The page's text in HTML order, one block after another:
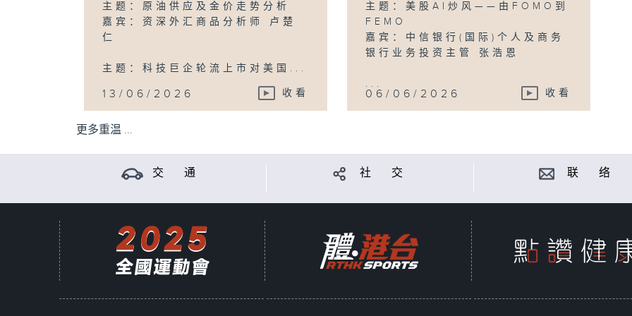
主题：原油供应及金价走势分析
嘉宾：资深外汇商品分析师 卢楚
仁
主题：科技巨企轮流上市对美国...
13/06/2026 收看
主题：美股AI炒风——由FOMO到
FEMO
嘉宾：中信银行(国际)个人及商务
银行业务投资主管 张浩恩
...
06/06/2026 收看
更多重温 ...
交 通 社 交 联 络